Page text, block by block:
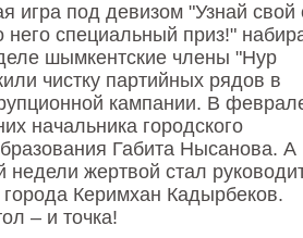
игра под девизом "Узнай свой
него специальный приз!"
шымкентские члены "Нур
чистку партийных рядов в
кампании. В
начальника городского
Габита Нысанова. А
жертвой стал
Керимхан Кадырбеков.
– и точка!